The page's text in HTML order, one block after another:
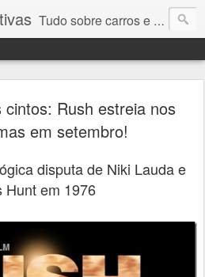
Tudo sobre carros e motores
Rush estreia nos
em setembro!
disputa de Niki Lauda e
Hunt em 1976